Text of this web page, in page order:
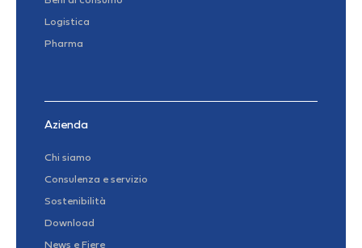
Logistica
Pharma
Azienda
Chi siamo
Consulenza e servizio
Sostenibilità
Download
News e Fiere